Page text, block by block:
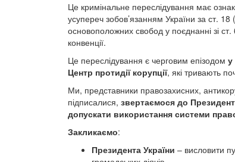
Це кримінальне переслідування має
усупереч зобов’язанням України за ст.
основоположних свобод у поєднанні зі
конвенції.
Це переслідування є черговим епізодом у
Центр протидії корупції, які тривають
Ми, представники правозахисних,
підписалися, звертаємося до
допускати використання системи
Закликаємо:
Президента України – висловити